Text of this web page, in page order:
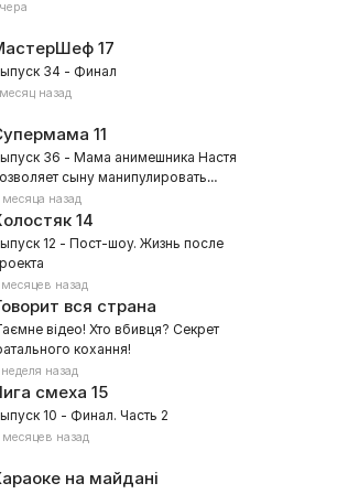
17
34 - Финал
назад
11
36 - Мама анимешника Настя
сыну манипулировать
месяца назад
14
12 - Пост-шоу. Жизнь после
назад
вся страна
відео! Хто вбивця? Секрет
кохання!
неделя назад
смеха 15
10 - Финал. Часть 2
месяцев назад
на майдані